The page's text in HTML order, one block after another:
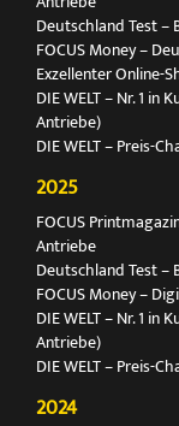
Deutschland Test –
FOCUS Money –
Exzellenter Online-
DIE WELT – Nr. 1
Antriebe)
DIE WELT – Preis-
2025
FOCUS
Antriebe
Deutschland Test –
FOCUS Money –
DIE WELT – Nr. 1
Antriebe)
DIE WELT – Preis-
2024